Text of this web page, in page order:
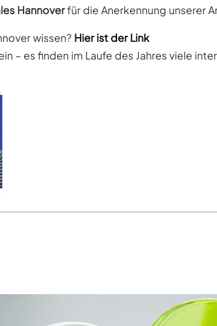
Hannoverfür die Anerkennung unserer
wissen? Hier ist der Link
– es finden im Laufe des Jahres viele